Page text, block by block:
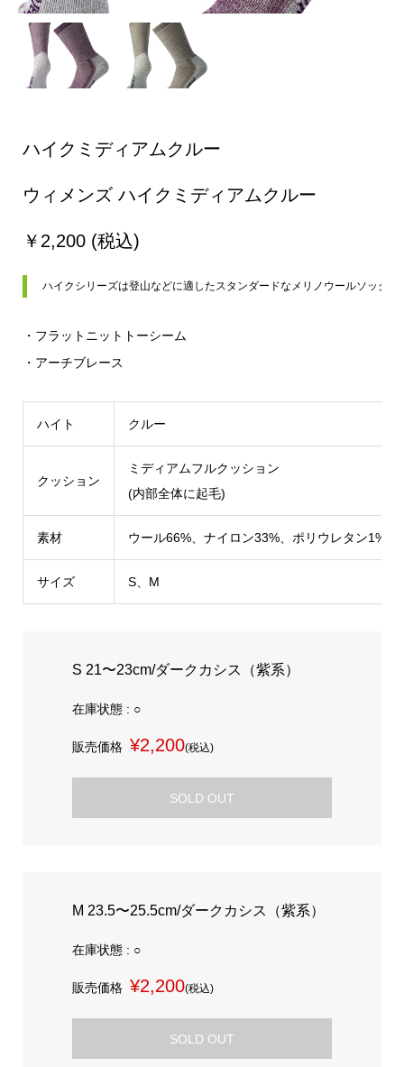
ハイクミディアムクルー
ウィメンズ ハイクミディアムクルー
￥2,200 (税込)
ハイクシリーズは登山などに適したスタンダードなメリノウールソック
・フラットニットトーシーム
・アーチブレース
ハイト クルー
クッション
ミディアムフルクッション
(内部全体に起毛)
素材 ウール66%、ナイロン33%、ポリウレタン1%
サイズ S、M
S 21〜23cm/ダークカシス（紫系）
在庫状態 : ○
販売価格 ¥2,200(税込)
SOLD OUT
M 23.5〜25.5cm/ダークカシス（紫系）
在庫状態 : ○
販売価格 ¥2,200(税込)
SOLD OUT